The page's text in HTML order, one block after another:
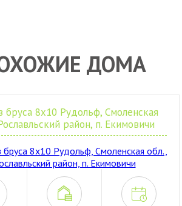
ДОМА
бруса 8х10 Рудольф, Смоленская
район, п. Екимовичи